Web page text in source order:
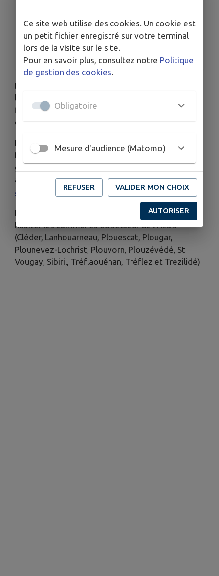
DATE
Le mar. 9 juin
HORAIRES
Dans le cadre du plan vieillir et en partenariat avec
financeurs, nous mettons de nouveau en place
des ateliers de cuisine.
Les ateliers auront lieu à La Fondation de
Plouescat,
à partir du 9 juin à 10h
. Ils sont
gratuits,
auprès de l’ALDS (02-98-69-49-60 ou contact@
alds.una29.fr)
Pour participer, il faut avoir plus de 60 ans et
habiter les communes du secteur de l’ALDS
(Cléder, Lanhouarneau, Plouescat, Plougar,
Plounevez-Lochrist, Plouvorn, Plouzévédé, St
Vougay, Sibiril, Tréflaouénan, Tréflez et Trezilidé)
Ce site web utilise des cookies. Un cookie est
un petit fichier enregistré sur votre terminal
lors de la visite sur le site.
Pour en savoir plus, consultez notre Politique
de gestion des cookies
Obligatoire
Mesure d'audience (Matomo)
REFUSER VALIDER MON CHOIX
AUTORISER